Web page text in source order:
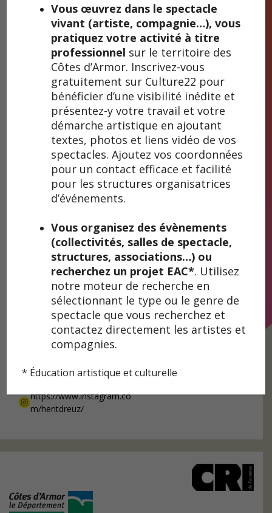
Hent Dreuz
Hent Dreuz
Hent Dreuz, en breton c’est le chemin de traverse. Celui
que nos artistes ont emprunté pour concevoir et
interpréter nos spectacles de rue. Celui sur lequel ils
emmènent le public lors de leurs déambulations, drôles,
décalées et tendres. Suivez-les !
Galeries d’images
Coordonnées
Frederique Baroin
07 85 76 27 37
contact@hentdreuz.fr
id=61558716917995
https://www.instagram.co
m/hentdreuz/
Vous œuvrez dans le spectacle
vivant (artiste, compagnie…), vous
pratiquez votre activité à titre
professionnel sur le territoire des
Côtes d’Armor. Inscrivez-vous
gratuitement sur Culture22 pour
bénéficier d’une visibilité inédite et
présentez-y votre travail et votre
démarche artistique en ajoutant
textes, photos et liens vidéo de vos
spectacles. Ajoutez vos coordonnées
pour un contact efficace et facilité
pour les structures organisatrices
d’événements.
Vous organisez des évènements
(collectivités, salles de spectacle,
structures, associations…) ou
recherchez un projet EAC*. Utilisez
notre moteur de recherche en
sélectionnant le type ou le genre de
spectacle que vous recherchez et
contactez directement les artistes et
compagnies.
* Éducation artistique et culturelle